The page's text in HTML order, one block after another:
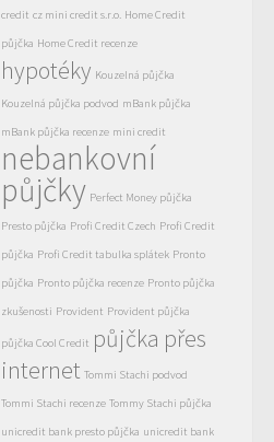
credit cz mini credit s.r.o. Home Credit
půjčka Home Credit recenze
hypotéky Kouzelná půjčka
Kouzelná půjčka podvod mBank půjčka
mBank půjčka recenze mini credit
nebankovní
půjčky Perfect Money půjčka
Presto půjčka Profi Credit Czech Profi Credit
půjčka Profi Credit tabulka splátek Pronto
půjčka Pronto půjčka recenze Pronto půjčka
zkušenosti Provident Provident půjčka
půjčka Cool Credit půjčka přes
internet Tommi Stachi podvod
Tommi Stachi recenze Tommy Stachi půjčka
unicredit bank presto půjčka unicredit bank